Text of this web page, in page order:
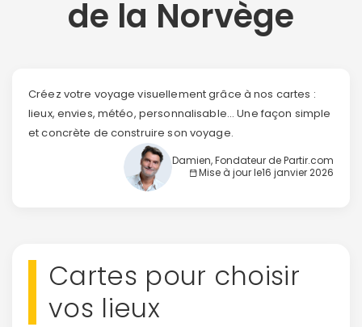
de la Norvège
Créez votre voyage visuellement grâce à nos cartes :
lieux, envies, météo, personnalisable... Une façon simple
et concrète de construire son voyage.
Damien, Fondateur de Partir.com
Mise à jour le16 janvier 2026
Cartes pour choisir
vos lieux